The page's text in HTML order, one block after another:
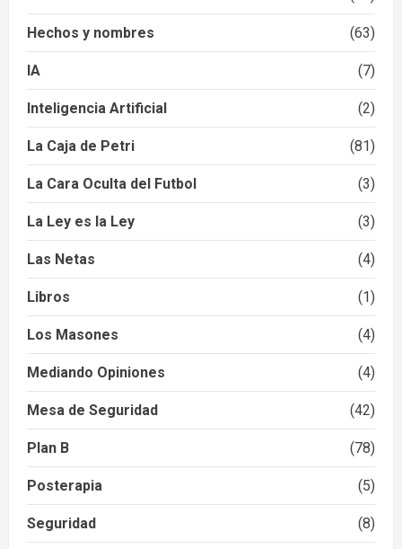
Hechos y nombres (63)
IA (7)
Inteligencia Artificial (2)
La Caja de Petri (81)
La Cara Oculta del Futbol (3)
La Ley es la Ley (3)
Las Netas (4)
Libros (1)
Los Masones (4)
Mediando Opiniones (4)
Mesa de Seguridad (42)
Plan B (78)
Posterapia (5)
Seguridad (8)